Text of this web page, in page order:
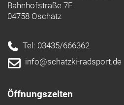
Bahnhofstraße 7F
04758 Oschatz
Tel: 03435/666362
info@schatzki-radsport.de
Öffnungszeiten